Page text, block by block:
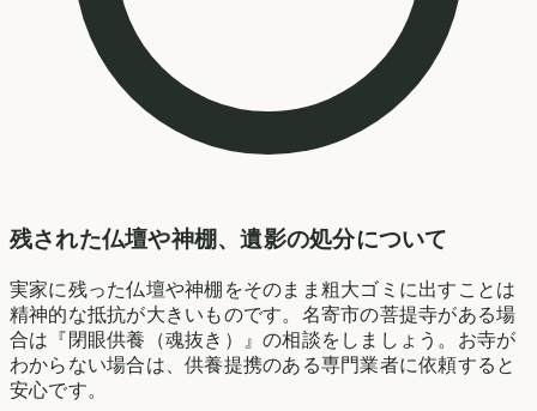
残された仏壇や神棚、遺影の処分について
実家に残った仏壇や神棚をそのまま粗大ゴミに出すことは
精神的な抵抗が大きいものです。名寄市の菩提寺がある場
合は『閉眼供養（魂抜き）』の相談をしましょう。お寺が
わからない場合は、供養提携のある専門業者に依頼すると
安心です。